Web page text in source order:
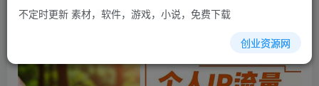
不定时更新 素材，软件，游戏，小说，免费下载
创业资源网